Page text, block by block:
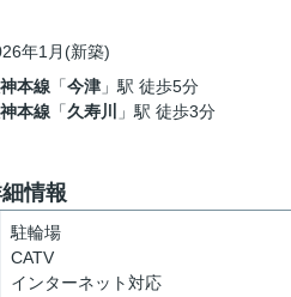
年1月(新築)
本線 「今津 」駅 徒歩5分
本線 「久寿川 」駅 徒歩3分
情報
駐輪場
CATV
インターネット対応